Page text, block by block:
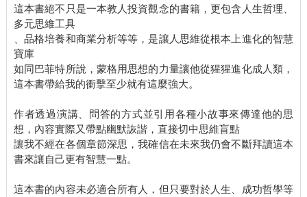
這本書絕不只是一本教人投資觀念的書籍，更包含人生哲理、
多元思維工具
、品格培養和商業分析等等，是讓人思維從根本上進化的智慧
寶庫
如同巴菲特所說，蒙格用思想的力量讓他從猩猩進化成人類，
這本書帶給我的衝擊至少就有這麼強大。
作者透過演講、問答的方式並引用各種小故事來傳達他的思
想，內容實際又帶點幽默詼諧，直接切中思維盲點
讓我不經在各個章節深思，我確信在未來我仍會不斷拜讀這本
書來讓自己更有智慧一點。
這本書的內容未必適合所有人，但只要對於人生、成功哲學等